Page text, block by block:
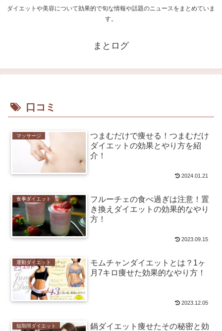
ダイエットや美容について効果的で旬な情報や話題のニュースをまとめていま
す。
まとログ
口コミ
マッサージ
つまむだけで痩せる！つまむだけ
ダイエットの効果とやり方を紹
介！
2024.01.21
食事ダイエット
フルーチェの食べ過ぎは注意！置
き換えダイエットの効果的なやり
方！
2023.09.15
運動ダイエット
モムチャンダイエットとは？1ヶ
月7キロ痩せた効果的なやり方！
2023.12.05
短期間ダイエット
鍋ダイエット痩せたその秘密と効